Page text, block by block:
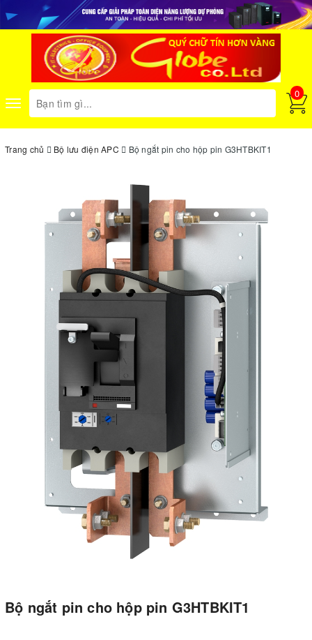
Toggle
navigation
0
Trang chủ Bộ lưu điện APC Bộ ngắt pin cho hộp pin G3HTBKIT1
Bộ ngắt pin cho hộp pin G3HTBKIT1